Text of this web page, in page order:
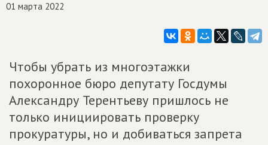
01 марта 2022
Чтобы убрать из многоэтажки
похоронное бюро депутату Госдумы
Александру Терентьеву пришлось не
только инициировать проверку
прокуратуры, но и добиваться запрета